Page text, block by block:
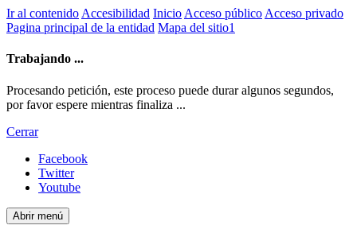
Ir al contenido Accesibilidad Inicio Acceso público Acceso privado
Pagina principal de la entidad Mapa del sitio1
Trabajando ...
Procesando petición, este proceso puede durar algunos segundos,
por favor espere mientras finaliza ...
Cerrar
Facebook
Twitter
Youtube
Abrir menú